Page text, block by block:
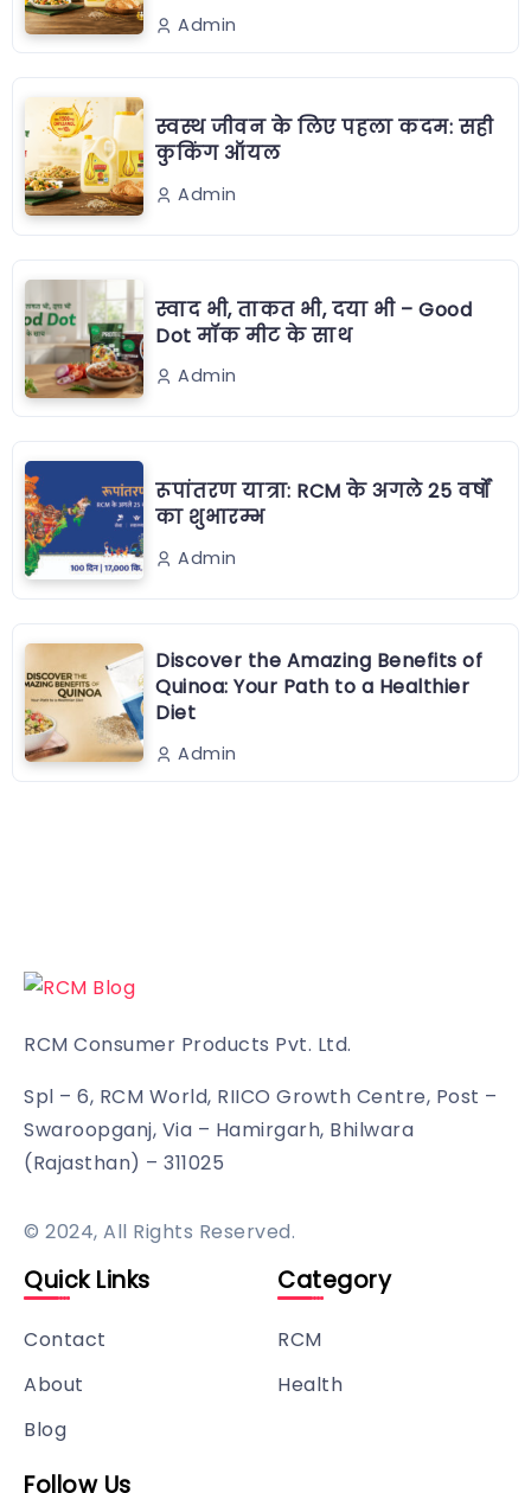
Admin
स्वस्थ जीवन के लिए पहला कदम: सही
कुकिंग ऑयल
Admin
स्वाद भी, ताकत भी, दया भी – Good
Dot मॉक मीट के साथ
Admin
रूपांतरण यात्रा: RCM के अगले 25 वर्षों
का शुभारम्भ
Admin
Discover the Amazing Benefits of
Quinoa: Your Path to a Healthier
Diet
Admin
RCM Consumer Products Pvt. Ltd.
Spl – 6, RCM World, RIICO Growth Centre, Post –
Swaroopganj, Via – Hamirgarh, Bhilwara
(Rajasthan) – 311025
© 2024, All Rights Reserved.
Quick Links
Contact
About
Blog
Category
RCM
Health
Follow Us